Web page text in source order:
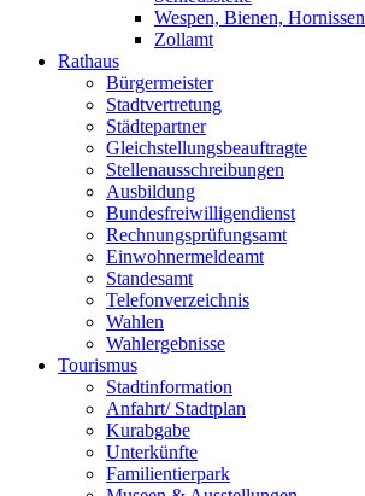
Wespen, Bienen, Hornissen
Zollamt
Rathaus
Bürgermeister
Stadtvertretung
Städtepartner
Gleichstellungsbeauftragte
Stellenausschreibungen
Ausbildung
Bundesfreiwilligendienst
Rechnungsprüfungsamt
Einwohnermeldeamt
Standesamt
Telefonverzeichnis
Wahlen
Wahlergebnisse
Tourismus
Stadtinformation
Anfahrt/ Stadtplan
Kurabgabe
Unterkünfte
Familientierpark